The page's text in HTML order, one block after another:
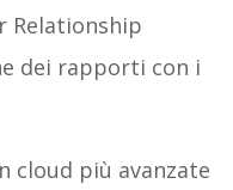
Relationship
dei rapporti con i
cloud più avanzate